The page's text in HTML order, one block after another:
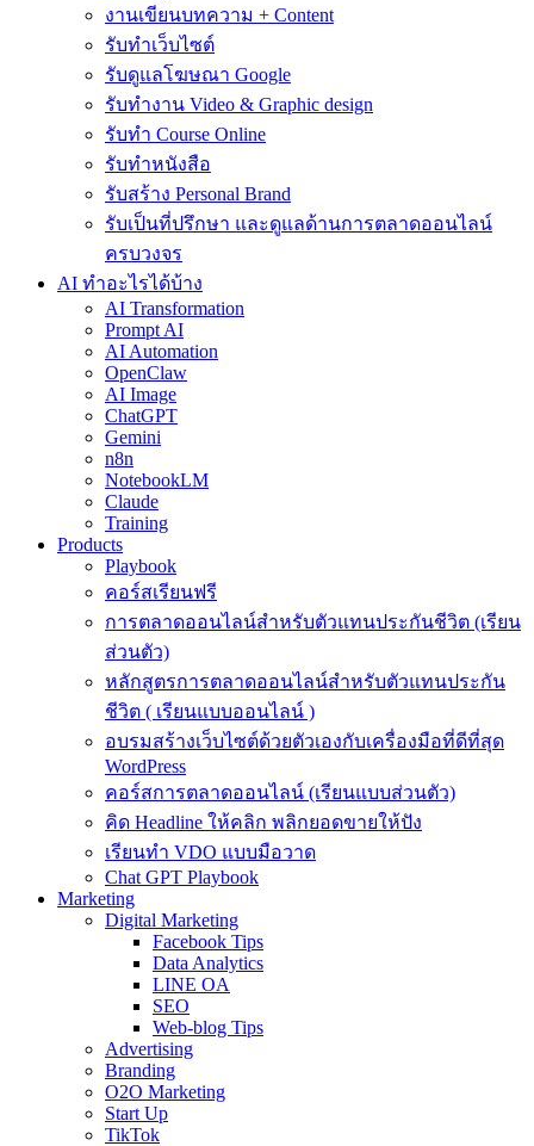
งานเขียนบทความ + Content
รับทำเว็บไซต์
รับดูแลโฆษณา Google
รับทำงาน Video & Graphic design
รับทำ Course Online
รับทำหนังสือ
รับสร้าง Personal Brand
รับเป็นที่ปรึกษา และดูแลด้านการตลาดออนไลน์
ครบวงจร
AI ทำอะไรได้บ้าง
AI Transformation
Prompt AI
AI Automation
OpenClaw
AI Image
ChatGPT
Gemini
n8n
NotebookLM
Claude
Training
Products
Playbook
คอร์สเรียนฟรี
การตลาดออนไลน์สำหรับตัวแทนประกันชีวิต (เรียน
ส่วนตัว)
หลักสูตรการตลาดออนไลน์สำหรับตัวแทนประกัน
ชีวิต ( เรียนแบบออนไลน์ )
อบรมสร้างเว็บไซต์ด้วยตัวเองกับเครื่องมือที่ดีที่สุด
WordPress
คอร์สการตลาดออนไลน์ (เรียนแบบส่วนตัว)
คิด Headline ให้คลิก พลิกยอดขายให้ปัง
เรียนทำ VDO แบบมือวาด
Chat GPT Playbook
Marketing
Digital Marketing
Facebook Tips
Data Analytics
LINE OA
SEO
Web-blog Tips
Advertising
Branding
O2O Marketing
Start Up
TikTok